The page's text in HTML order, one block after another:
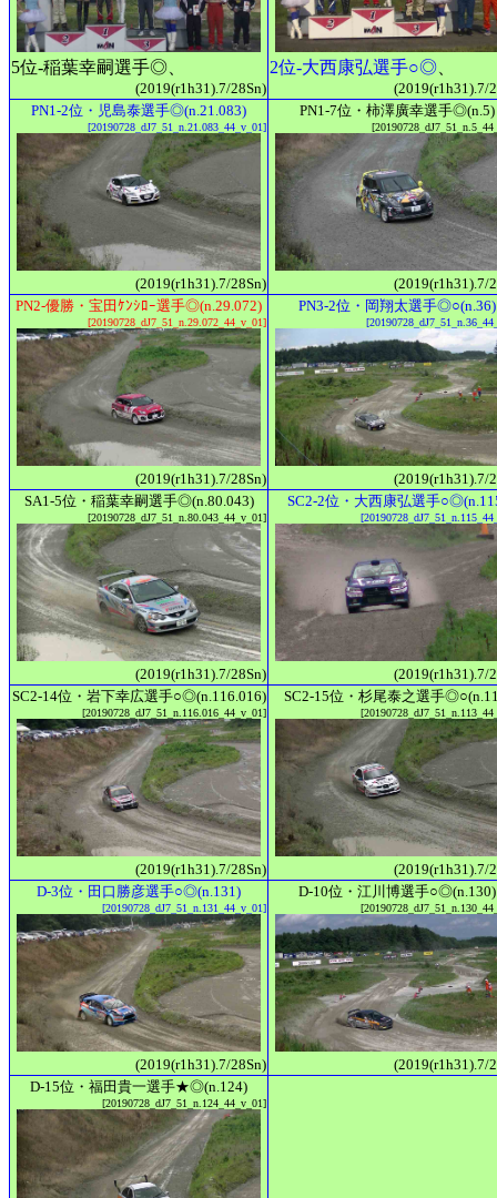
5位-稲葉幸嗣選手◎、
(2019(r1h31).7/28Sn)
2位-大西康弘選手○◎
(2019(r1h31).7/
PN1-2位・児島泰選手◎(n.21.083)
[20190728_dJ7_51_n.21.083_44_v_01]
(2019(r1h31).7/28Sn)
PN1-7位・柿澤廣幸選手◎(n.5)
(2019(r1h31).7/
PN2-優勝・宝田ｹﾝｼﾛｰ選手◎(n.29.072)
[20190728_dJ7_51_n.29.072_44_v_01]
(2019(r1h31).7/28Sn)
PN3-2位・岡翔太選手◎○(n.36)
(2019(r1h31).7/
SA1-5位・稲葉幸嗣選手◎(n.80.043)
[20190728_dJ7_51_n.80.043_44_v_01]
(2019(r1h31).7/28Sn)
SC2-2位・大西康弘選手
(2019(r1h31).7/
SC2-14位・岩下幸広選手○◎(n.116.016)
[20190728_dJ7_51_n.116.016_44_v_01]
(2019(r1h31).7/28Sn)
SC2-15位・杉尾泰之選手
(2019(r1h31).7/
D-3位・田口勝彦選手○◎(n.131)
[20190728_dJ7_51_n.131_44_v_01]
(2019(r1h31).7/28Sn)
D-10位・江川博選手○◎(n.130)
(2019(r1h31).7/
D-15位・福田貴一選手★◎(n.124)
[20190728_dJ7_51_n.124_44_v_01]